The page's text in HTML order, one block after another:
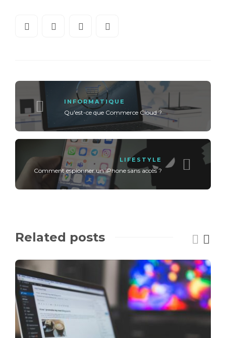
INFORMATIQUE
Qu'est-ce que Commerce Cloud ?
LIFESTYLE
Comment espionner un iPhone sans accès ?
Related posts